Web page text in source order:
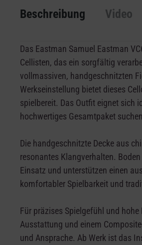
Beschreibung Video
Das Eastman Samuel Eastman
Cellisten, das ein sorgfältig
vollmassiven, handgeschnitzten
Werkseinstellung bietet dieses
spielbereit. Das Outfit eignet sich
hochwertiges Gesamtpaket
Die handgeschnitzte Decke aus
resonantes Klangverhalten.
Einsatz und unterstützen einen
komfortabler Spielbarkeit und
Für präzises Spielgefühl und
Ausstattung und einem
und Ansprache. Ab Werk ist das